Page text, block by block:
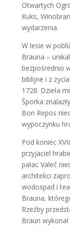
Otwartych
Kuks,
wydarzenia.
W lesie w
Brauna –
bezpośrednio
biblijne i z
1728. Dzieła
Šporka
Bon Repos
wypoczynku
Pod koniec
przyjaciel
pałac Valeč
architekci
wodospad i
Brauna,
Rzeźby
Braun